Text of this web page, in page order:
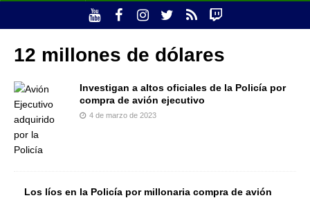
12 millones de dólares
Investigan a altos oficiales de la Policía por
compra de avión ejecutivo
4 de marzo de 2023
Los líos en la Policía por millonaria compra de avión